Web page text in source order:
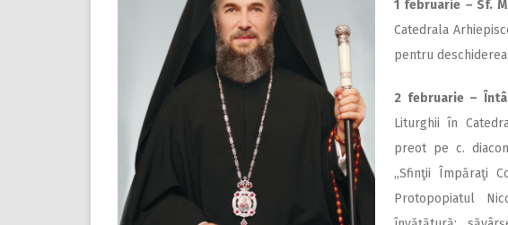
1 februarie – Sf.
Catedrala
pentru
2 februarie –
Liturghii în
preot pe c.
„Sfinţii Împăraţi
Protopopiatul